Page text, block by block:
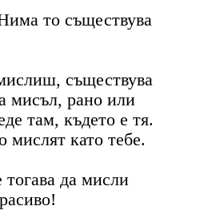
то съществува
съществува
мисъл, рано или
там, където е тя.
като тебе.
да мисли